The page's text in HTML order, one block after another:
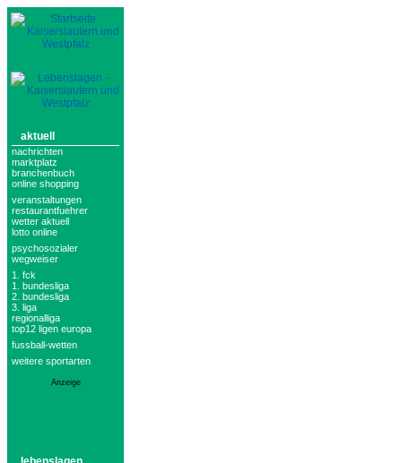
aktuell
nachrichten
marktplatz
branchenbuch
online shopping
veranstaltungen
restaurantfuehrer
wetter aktuell
lotto online
psychosozialer
wegweiser
1. fck
1. bundesliga
2. bundesliga
3. liga
regionalliga
top12 ligen europa
fussball-wetten
weitere sportarten
Anzeige